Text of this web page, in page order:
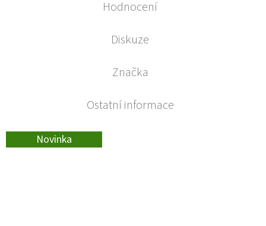
Hodnocení
Diskuze
Značka
Ostatní informace
Novinka